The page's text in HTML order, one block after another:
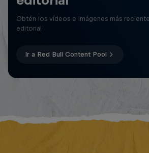
Obtén los vídeos e imágenes más
editorial
Ir a Red Bull Content Pool